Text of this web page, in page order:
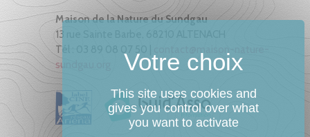
Maison de la Nature du Sundgau
13 rue Sainte Barbe, 68210 ALTENACH
Tél : 03 89 08 07 50 |
sundgau.org
This site uses cookies and
gives you control over what
you want to activate